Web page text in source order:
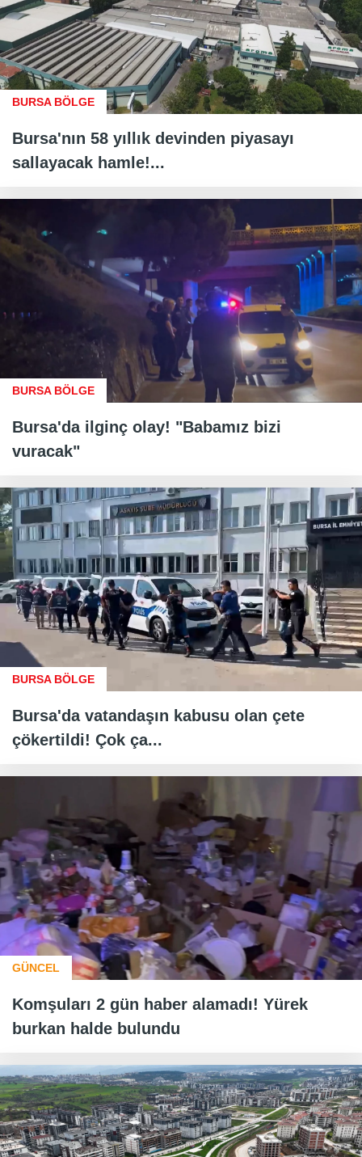
BURSA BÖLGE
Bursa'nın 58 yıllık devinden piyasayı
sallayacak hamle!...
BURSA BÖLGE
Bursa'da ilginç olay! "Babamız bizi
vuracak"
BURSA BÖLGE
Bursa'da vatandaşın kabusu olan çete
çökertildi! Çok ça...
GÜNCEL
Komşuları 2 gün haber alamadı! Yürek
burkan halde bulundu